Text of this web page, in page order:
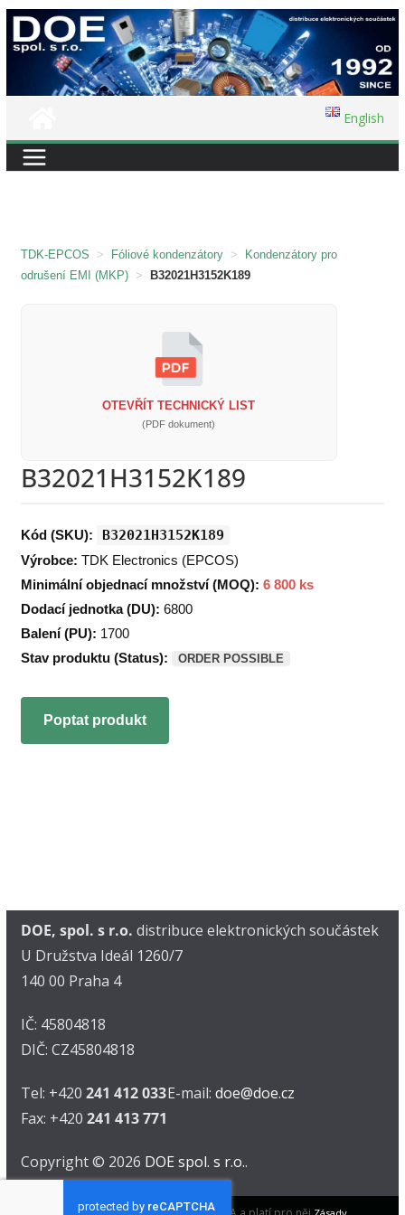
Přeskočit
na
English
TDK-EPCOS > Fóliové kondenzátory >
Kondenzátory pro
odrušení EMI (MKP) > B32021H3152K189
OTEVŘÍT TECHNICKÝ LIST
(PDF dokument)
B32021H3152K189
Kód (SKU): B32021H3152K189
Výrobce: TDK Electronics (EPCOS)
Minimální objednací množství (MOQ): 6 800 ks
Dodací jednotka (DU): 6800
Balení (PU): 1700
Stav produktu (Status):
ORDER POSSIBLE
Poptat produkt
DOE, spol. s r.o. distribuce elektronických součástek
U Družstva Ideál 1260/7
140 00 Praha 4
IČ: 45804818
DIČ: CZ45804818
Tel: +420 241 412 033
Fax: +420 241 413 771
E-mail: doe@doe.cz
Copyright © 2026 DOE spol. s r.o..